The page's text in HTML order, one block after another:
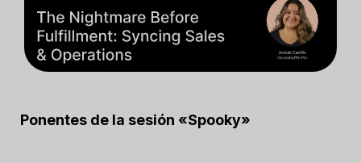
Ponentes de la sesión «Spooky»